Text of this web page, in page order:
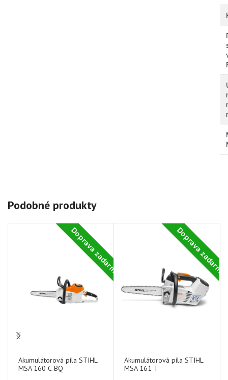
Podobné produkty
Doprava zadarmo
Akumulátorová píla STIHL
MSA 160 C-BQ
Doprava zadarmo
Akumulátorová píla STIHL
MSA 161 T